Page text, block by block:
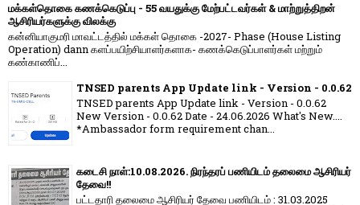
மக்கள்தொகை கணக்கெடுப்பு - 55 வயதுக்கு மேற்பட்டவர்கள் & மாற்றுத்திறன்
ஆசிரியர்களுக்கு விலக்கு
கன்னியாகுமரி மாவட்டத்தில் மக்கள் தொகை -2027- Phase (House Listing
Operation) dann களப்பயிற்சியாளர்களாக- கணக்கெடுப்பாளர்கள் மற்றும்
கண்காணிப்...
TNSED parents App Update link - Version - 0.0.62
TNSED parents App Update link - Version - 0.0.62
New Version - 0.0.62 Date - 24.06.2026 What's New....
*Ambassador form requirement chan...
கடைசி நாள்:10.08.2026. நிரந்தரப் பணியிடம் தலைமை ஆசிரியர்
தேவை!!
பட்டதாரி தலைமை ஆசிரியர் தேவை பணியிடம் : 31.03.2025